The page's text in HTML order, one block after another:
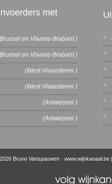
met
en Vlaams-Brabant )
en Vlaams-Brabant )
(West-Vlaanderen )
(West-Vlaanderen )
(Antwerpen )
(Antwerpen )
Bruno Vanspauwen · www.wijnkanaal.be